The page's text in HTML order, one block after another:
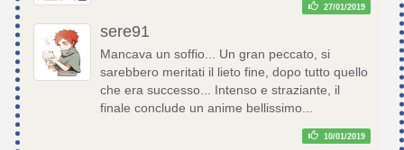
27/01/2019
sere91
Mancava un soffio... Un gran peccato, si
sarebbero meritati il lieto fine, dopo tutto quello
che era successo... Intenso e straziante, il
finale conclude un anime bellissimo...
10/01/2019